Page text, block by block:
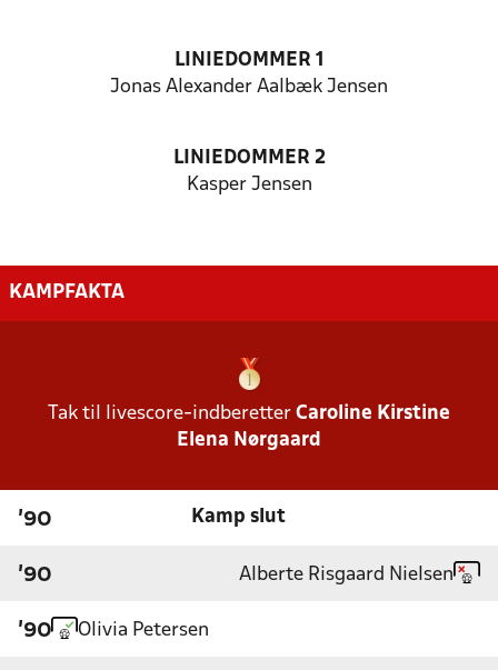
LINIEDOMMER 1
Jonas Alexander Aalbæk Jensen
LINIEDOMMER 2
Kasper Jensen
KAMPFAKTA
Tak til livescore-indberetter Caroline Kirstine
Elena Nørgaard
'90 Kamp slut
'90 Alberte Risgaard Nielsen
'90 Olivia Petersen